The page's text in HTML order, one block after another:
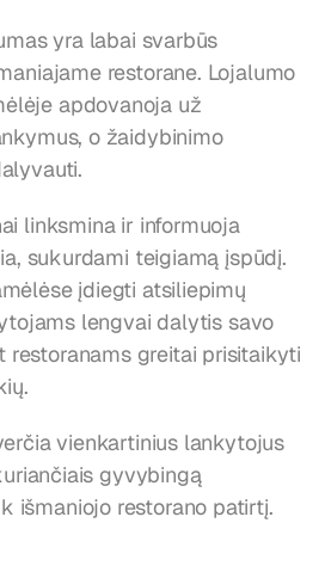
yra labai svarbūs
restorane. Lojalumo
apdovanoja už
o žaidybinimo
linksmina ir informuoja
sukurdami teigiamą įspūdį.
įdiegti atsiliepimų
lengvai dalytis savo
restoranams greitai prisitaikyti
vienkartinius lankytojus
gyvybingą
išmaniojo restorano patirtį.